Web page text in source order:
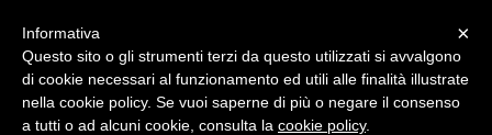
SCORPIONE EDITRICE SRL
SCORPIONE EDITRICE SRL via Mignogna, 1 - tel. 0994593993 74123
TARANTO (Italy)
×
Informativa
Questo sito o gli strumenti terzi da questo utilizzati si avvalgono
di cookie necessari al funzionamento ed utili alle finalità illustrate
nella cookie policy. Se vuoi saperne di più o negare il consenso
a tutti o ad alcuni cookie, consulta la cookie policy.